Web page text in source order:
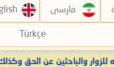
فارسی
Türkçe
للزوار والباحثين عن الحق